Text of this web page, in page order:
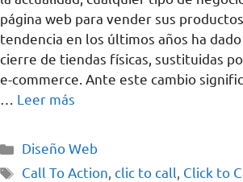
página web para vender sus
tendencia en los últimos años ha
cierre de tiendas físicas, sustituidas
e-commerce. Ante este cambio
… Leer más
Diseño Web
Call To Action,clic to call, Click to